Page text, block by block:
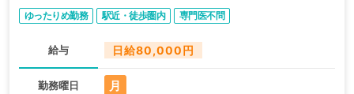
ゆったりめ勤務 駅近・徒歩圏内 専門医不問
給与 日給80,000円
勤務曜日 月